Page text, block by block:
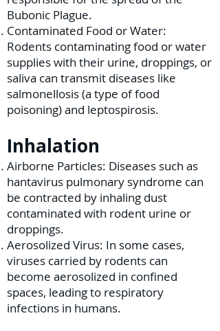
Bubonic Plague.
Contaminated Food or Water:
Rodents contaminating food or water
supplies with their urine, droppings, or
saliva can transmit diseases like
salmonellosis (a type of food
poisoning) and leptospirosis.
Inhalation
Airborne Particles: Diseases such as
hantavirus pulmonary syndrome can
be contracted by inhaling dust
contaminated with rodent urine or
droppings.
Aerosolized Virus: In some cases,
viruses carried by rodents can
become aerosolized in confined
spaces, leading to respiratory
infections in humans.